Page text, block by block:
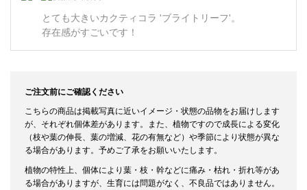
とても大きいカクティコラ 'ブライトリーフ'。
存在感がすごいです！
ご注文前にご確認ください
こちらの商品は掲載写真に近いイメージ・状態の品物をお届けします
が、それぞれ個体差があります。また、植物ですので成長による変化
（枝や葉の伸長、葉の増減、花の有無など）や季節により状態が異な
る場合があります。予めご了承をお願いいたします。
植物の特性上、個体により葉・枝・幹などに痛み・枯れ・折れ等があ
る場合がありますが、生育には問題がなく、不良品ではありません。